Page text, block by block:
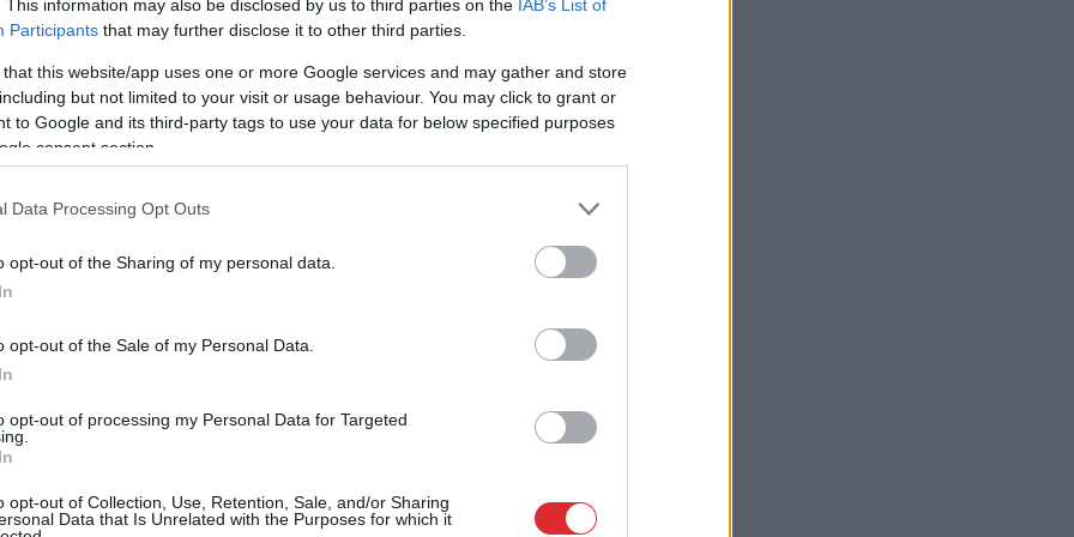
This information may also be disclosed by us to third parties on the IAB’s List of
Participants that may further disclose it to other third parties.
that this website/app uses one or more Google services and may gather and store
but not limited to your visit or usage behaviour. You may click to grant or
to Google and its third-party tags to use your data for below specified purposes
consent section.
Data Processing Opt Outs
opt-out of the Sharing of my personal data.
opt-out of the Sale of my Personal Data.
opt-out of processing my Personal Data for Targeted
opt-out of Collection, Use, Retention, Sale, and/or Sharing
Data that Is Unrelated with the Purposes for which it
bremzēšana. Šobrīd Ungārijas pieeja ļaut
skaitam Krievijas, Baltkrievijas pilsoņu kopā
lai varētu braukāt pa visu Eiropas Savienību,
bet Ungārijas rīcība šobrīd liek ļoti
var pieļaut
VIDEO.Smaga nakts